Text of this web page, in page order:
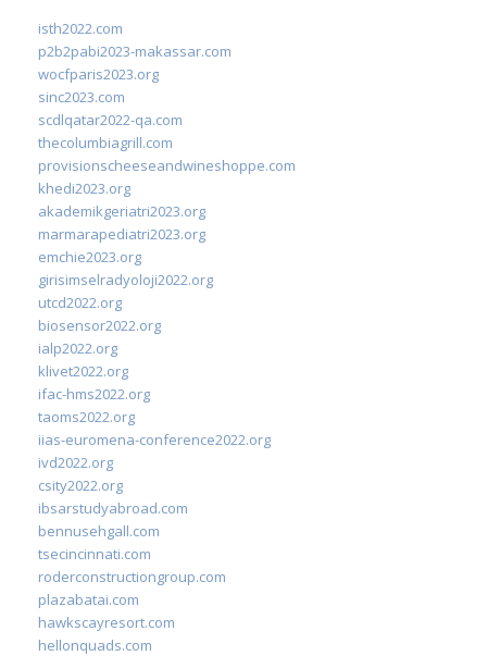
isth2022.com
p2b2pabi2023-makassar.com
wocfparis2023.org
sinc2023.com
scdlqatar2022-qa.com
thecolumbiagrill.com
provisionscheeseandwineshoppe.com
khedi2023.org
akademikgeriatri2023.org
marmarapediatri2023.org
emchie2023.org
girisimselradyoloji2022.org
utcd2022.org
biosensor2022.org
ialp2022.org
klivet2022.org
ifac-hms2022.org
taoms2022.org
iias-euromena-conference2022.org
ivd2022.org
csity2022.org
ibsarstudyabroad.com
bennusehgall.com
tsecincinnati.com
roderconstructiongroup.com
plazabatai.com
hawkscayresort.com
hellonquads.com